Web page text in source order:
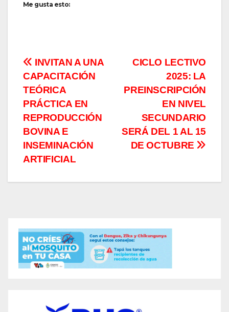
Me gusta esto:
Navegación
de
entradas
CICLO LECTIVO
2025: LA
PREINSCRIPCIÓN
EN NIVEL
SECUNDARIO
SERÁ DEL 1 AL 15
DE OCTUBRE
INVITAN A UNA
CAPACITACIÓN
TEÓRICA
PRÁCTICA EN
REPRODUCCIÓN
BOVINA E
INSEMINACIÓN
ARTIFICIAL